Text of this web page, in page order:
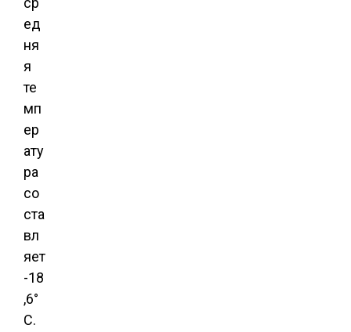
ед
ня
я
те
мп
ер
ату
ра
со
ста
вл
яет
-18
,6°
C.